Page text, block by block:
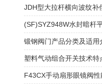
JDH型大拉杆横向波纹补
锻钢阀门产品分类及适用
塑料气动组合开关技术特
F43CX手动扇形眼镜阀性